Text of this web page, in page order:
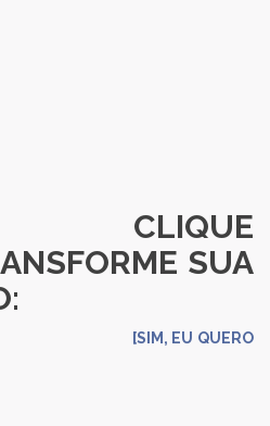
SUA
[SIM, EU QUERO